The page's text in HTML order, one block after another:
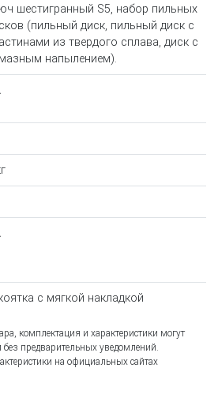
шестигранный S5, набор пильных
(пильный диск, пильный диск с
из твердого сплава, диск с
напылением).
с мягкой накладкой
комплектация и характеристики могут
предварительных уведомлений.
на официальных сайтах